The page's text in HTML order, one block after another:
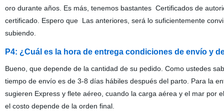
oro durante años. Es más, tenemos bastantes Certificados de
certificado. Espero que Las anteriores, será lo suficientemente
subiendo.
P4: ¿Cuál es la hora de entrega condiciones de envío y
Bueno, que depende de la cantidad de su pedido. Como ustedes
tiempo de envío es de 3-8 días hábiles después del parto. Para la
sugieren Express y flete aéreo, cuando la carga aérea y el mar por
el costo depende de la orden final.